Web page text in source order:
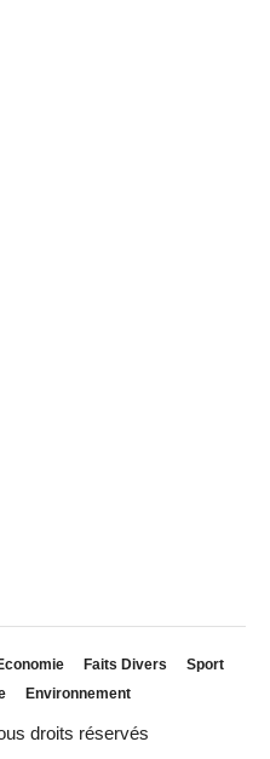
Faits Divers
Sport
Environnement
droits réservés